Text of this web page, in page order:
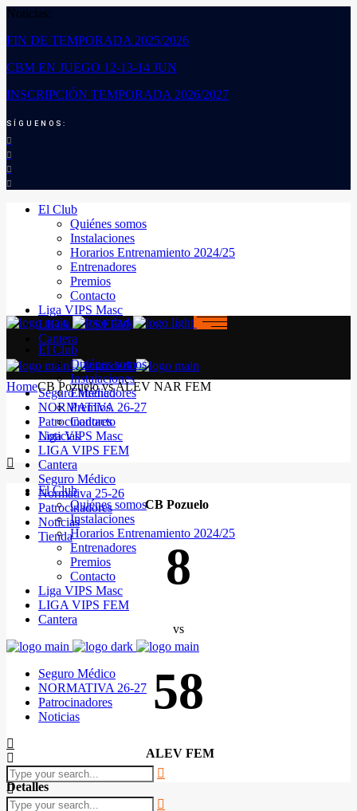
Noticias:
FIN DE TEMPORADA 2025/2026
CBM EN JUEGO 12-13-14 JUN
INSCRIPCIÓN TEMPORADA 2026/2027
SÍGUENOS:
El Club
Quiénes somos
Instalaciones
Horarios Entrenamiento 2024/25
Entrenadores
Premios
Contacto
Liga VIPS Masc
LIGA VIPS FEM
Cantera
Seguro Médico
NORMATIVA 26-27
Patrocinadores
Noticias
El Club
Quiénes somos
Instalaciones
Horarios Entrenamiento 2024/25
Entrenadores
Premios
Contacto
Liga VIPS Masc
LIGA VIPS FEM
Cantera
Seguro Médico
NORMATIVA 26-27
Patrocinadores
Noticias
El Club
Quiénes somos
Instalaciones
Entrenadores
Premios
Contacto
Liga VIPS Masc
LIGA VIPS FEM
Cantera
Seguro Médico
Normativa 25-26
Patrocinadores
Noticias
Tienda
HomeCB Pozuelo vs ALEV NAR FEM
CB Pozuelo
8
vs
58
ALEV FEM
Detalles